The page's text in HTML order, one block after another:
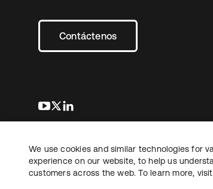
Contáctenos
se abre en una pestaña nueva
se abre en una pestaña nueva
Copyright © 2026 Okta. Todos los derechos
reservados.
We use cookies and similar technologies for
experience on our website, to help us
customers across the web. To learn more,